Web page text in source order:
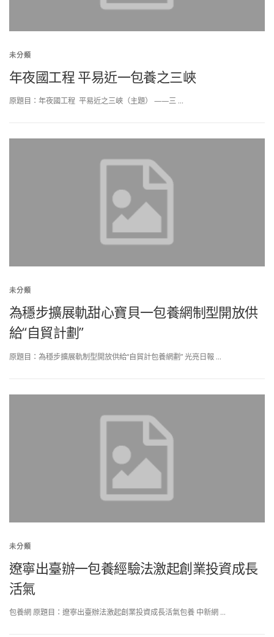
未分類
年夜國工程 平易近一包養之三峽
原題目：年夜國工程 平易近之三峽（主題） ——三 …
未分類
為穩步擴展軌甜心寶貝一包養網制型開放供
給“自貿計劃”
原題目：為穩步擴展軌制型開放供給“自貿計包養網劃” 光亮日報 …
未分類
遼寧出臺辦一包養經驗法激起創業投資成長
活氣
包養網 原題目：遼寧出臺辦法激起創業投資成長活氣包養 中新網 …